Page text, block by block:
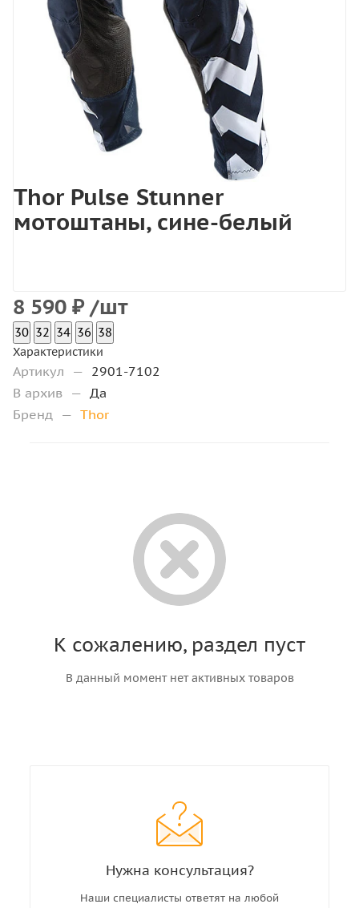
Thor Pulse Stunner
мотоштаны, сине-белый
8 590 ₽ /шт
30 32 34 36 38
Характеристики
Артикул — 2901-7102
В архив — Да
Бренд — Thor
К сожалению, раздел пуст
В данный момент нет активных товаров
Нужна консультация?
Наши специалисты ответят на любой